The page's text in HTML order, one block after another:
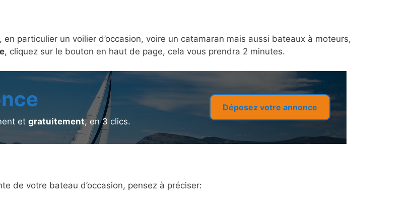
en particulier un voilier d’occasion, voire un catamaran mais aussi bateaux à moteurs,
, cliquez sur le bouton en haut de page, cela vous prendra 2 minutes.
et gratuitement, en 3 clics.
Déposez votre annonce
de votre bateau d’occasion, pensez à préciser: